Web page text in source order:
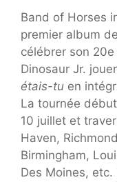
Band of Horses
premier album
célébrer son
Dinosaur Jr.
étais-tu en
La tournée
10 juillet et
Haven,
Birmingham,
Des Moines,